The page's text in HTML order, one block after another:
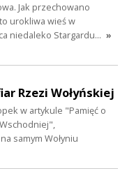
Jak przechowano
urokliwa wieś w
niedaleko Stargardu… »
Rzezi Wołyńskiej
w artykule "Pamięć o
samym Wołyniu